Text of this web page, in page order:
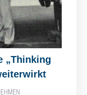
„Thinking